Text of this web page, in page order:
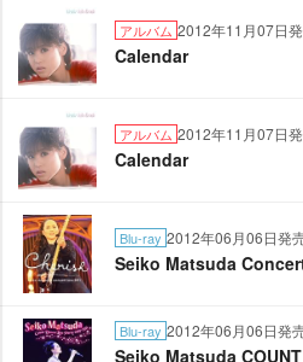
アルバム 2012年11月07日
Calendar
アルバム 2012年11月07日
Calendar
Blu-ray 2012年06月06日発
Seiko Matsuda
Blu-ray 2012年06月06日発
Seiko Matsuda